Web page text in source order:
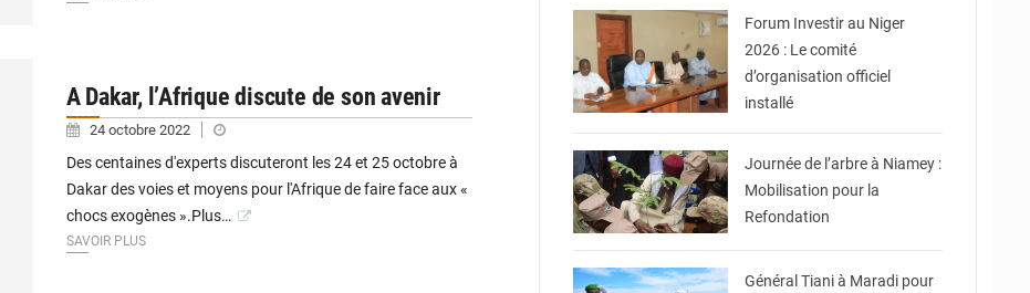
A Dakar, l’Afrique discute de son avenir
24 octobre 2022
Des centaines d'experts discuteront les 24 et 25 octobre à
Dakar des voies et moyens pour l'Afrique de faire face aux «
chocs exogènes ».Plus…
SAVOIR PLUS
Forum Investir au Niger
2026 : Le comité
d’organisation officiel
installé
Journée de l’arbre à Niamey :
Mobilisation pour la
Refondation
© CNSP
Général Tiani à Maradi pour